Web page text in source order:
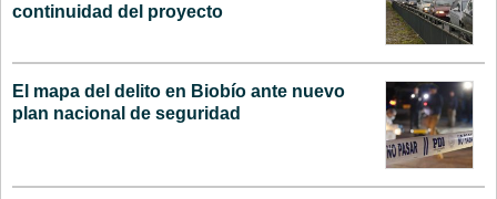
continuidad del proyecto
El mapa del delito en Biobío ante nuevo
plan nacional de seguridad